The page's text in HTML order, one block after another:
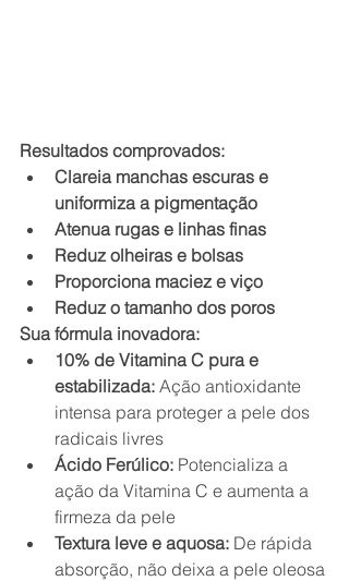
Resultados comprovados:
Clareia manchas escuras e
uniformiza a pigmentação
Atenua rugas e linhas finas
Reduz olheiras e bolsas
Proporciona maciez e viço
Reduz o tamanho dos poros
Sua fórmula inovadora:
10% de Vitamina C pura e
estabilizada: Ação antioxidante
intensa para proteger a pele dos
radicais livres
Ácido Ferúlico: Potencializa a
ação da Vitamina C e aumenta a
firmeza da pele
Textura leve e aquosa: De rápida
absorção, não deixa a pele oleosa